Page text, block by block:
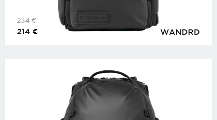
WANDRD
234€
214 €